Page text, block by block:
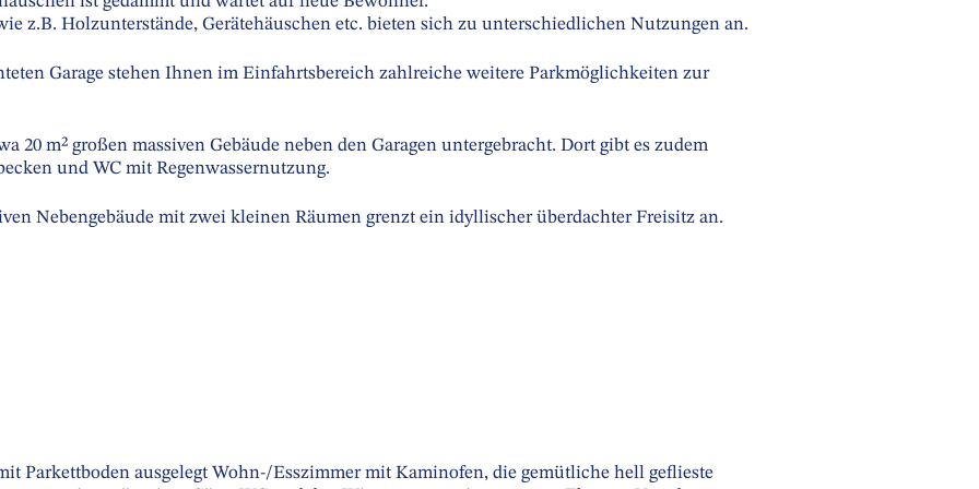
z.B. Holzunterstände, Gerätehäuschen etc. bieten sich zu unterschiedlichen Nutzungen an.
Garage stehen Ihnen im Einfahrtsbereich zahlreiche weitere Parkmöglichkeiten zur
20 m² großen massiven Gebäude neben den Garagen untergebracht. Dort gibt es zudem
und WC mit Regenwassernutzung.
Nebengebäude mit zwei kleinen Räumen grenzt ein idyllischer überdachter Freisitz an.
Parkettboden ausgelegt Wohn-/Esszimmer mit Kaminofen, die gemütliche hell geflieste